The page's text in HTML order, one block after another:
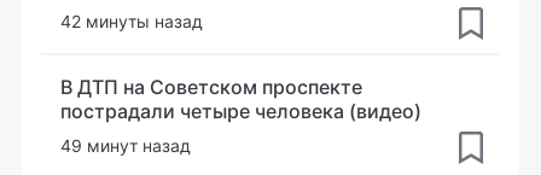
42 минуты назад
В ДТП на Советском проспекте
пострадали четыре человека (видео)
49 минут назад